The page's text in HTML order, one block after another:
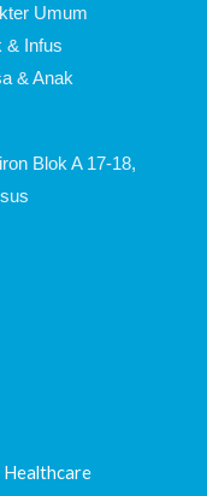
Umum
& Infus
& Anak
Blok A 17-18,